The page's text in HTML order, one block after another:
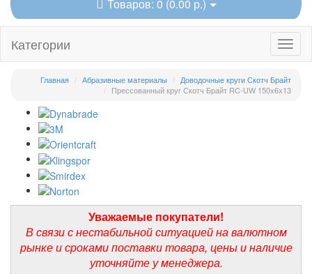
Товаров: 0 (0.00 р.)
Категории
Главная Абразивные материалы
Доводочные круги Скотч Брайт
Прессованный круг Скотч Брайт RC-UW 150х6х13
Уважаемые покупатели!
В связи с нестабильной ситуацией на валютном
рынке и сроками поставки товара, цены и наличие
уточняйте у менеджера.